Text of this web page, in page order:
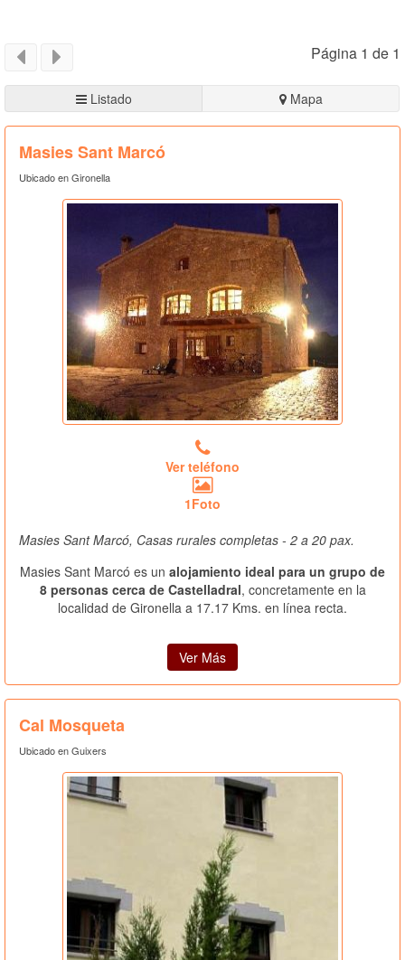
Página 1 de 1
Listado Mapa
Masies Sant Marcó
Ubicado en Gironella
Ver teléfono
1Foto
Masies Sant Marcó, Casas rurales completas - 2 a 20 pax.
Masies Sant Marcó es un alojamiento ideal para un grupo de
8 personas cerca de Castelladral, concretamente en la
localidad de Gironella a 17.17 Kms. en línea recta.
Ver Más
Cal Mosqueta
Ubicado en Guixers